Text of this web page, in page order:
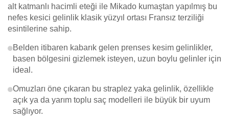
alt katmanlı hacimli eteği ile Mikado kumaştan yapılmış bu
nefes kesici gelinlik klasik yüzyıl ortası Fransız terziliği
esintilerine sahip.
Belden itibaren kabarık gelen prenses kesim gelinlikler,
basen bölgesini gizlemek isteyen, uzun boylu gelinler için
ideal.
Omuzları öne çıkaran bu straplez yaka gelinlik, özellikle
açık ya da yarım toplu saç modelleri ile büyük bir uyum
sağlıyor.